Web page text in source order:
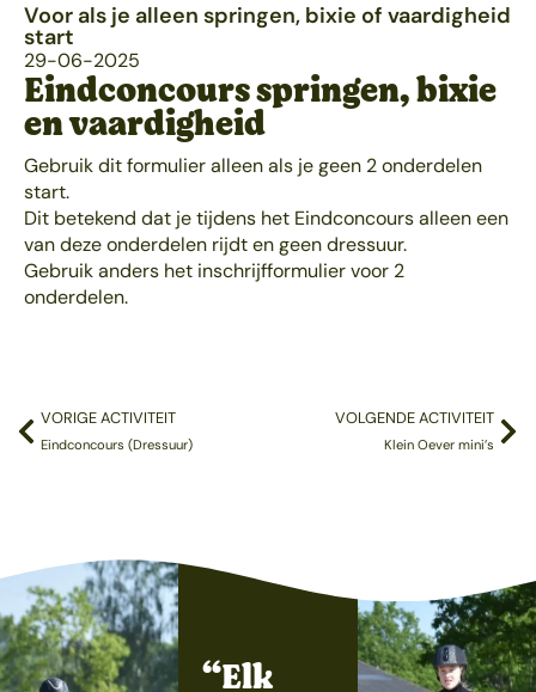
Voor als je alleen springen, bixie of vaardigheid
start
29-06-2025
Eindconcours springen, bixie
en vaardigheid
Gebruik dit formulier alleen als je geen 2 onderdelen
start.
Dit betekend dat je tijdens het Eindconcours alleen een
van deze onderdelen rijdt en geen dressuur.
Gebruik anders het inschrijfformulier voor 2
onderdelen.
VORIGE ACTIVITEIT
Eindconcours (Dressuur)
VOLGENDE ACTIVITEIT
Klein Oever mini’s
“Elk